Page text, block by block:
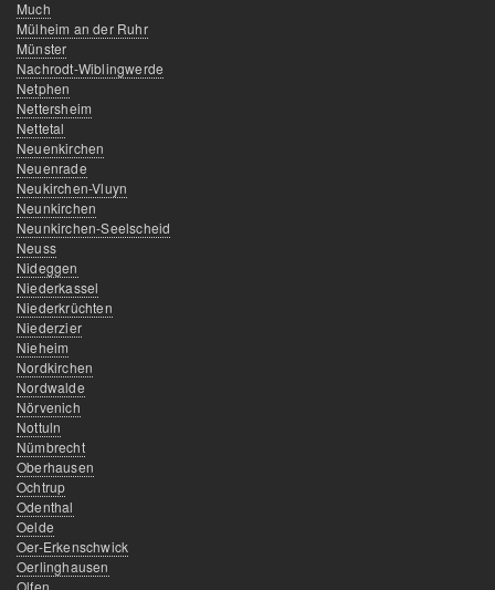
Much
Mülheim an der Ruhr
Münster
Nachrodt-Wiblingwerde
Netphen
Nettersheim
Nettetal
Neuenkirchen
Neuenrade
Neukirchen-Vluyn
Neunkirchen
Neunkirchen-Seelscheid
Neuss
Nideggen
Niederkassel
Niederkrüchten
Niederzier
Nieheim
Nordkirchen
Nordwalde
Nörvenich
Nottuln
Nümbrecht
Oberhausen
Ochtrup
Odenthal
Oelde
Oer-Erkenschwick
Oerlinghausen
Olfen